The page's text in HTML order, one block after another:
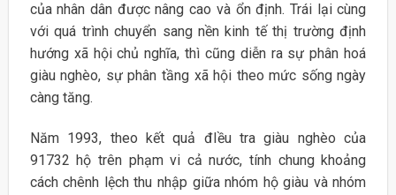
của nhân dân được nâng cao và ổn định. Trái lại cùng
với quá trình chuyển sang nền kinh tế thị trường định
hướng xã hội chủ nghĩa, thì cũng diễn ra sự phân hoá
giàu nghèo, sự phân tầng xã hội theo mức sống ngày
càng tăng.
Năm 1993, theo kết quả đIều tra giàu nghèo của
91732 hộ trên phạm vi cả nước, tính chung khoảng
cách chênh lệch thu nhập giữa nhóm hộ giàu và nhóm